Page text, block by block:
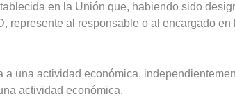
en la Unión que, habiendo sido
represente al responsable o al encargado
una actividad económica,
actividad económica.